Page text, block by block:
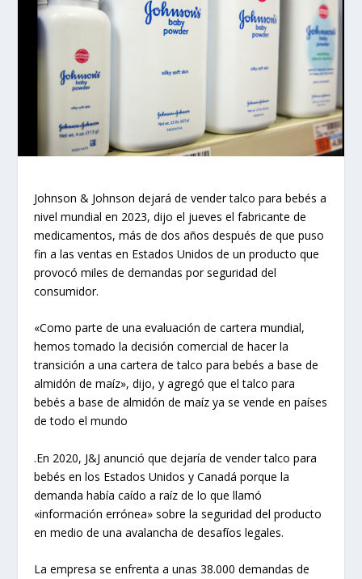
Johnson & Johnson dejará de vender talco para bebés a
nivel mundial en 2023, dijo el jueves el fabricante de
medicamentos, más de dos años después de que puso
fin a las ventas en Estados Unidos de un producto que
provocó miles de demandas por seguridad del
consumidor.
«Como parte de una evaluación de cartera mundial,
hemos tomado la decisión comercial de hacer la
transición a una cartera de talco para bebés a base de
almidón de maíz», dijo, y agregó que el talco para
bebés a base de almidón de maíz ya se vende en países
de todo el mundo
.En 2020, J&J anunció que dejaría de vender talco para
bebés en los Estados Unidos y Canadá porque la
demanda había caído a raíz de lo que llamó
«información errónea» sobre la seguridad del producto
en medio de una avalancha de desafíos legales.
La empresa se enfrenta a unas 38.000 demandas de